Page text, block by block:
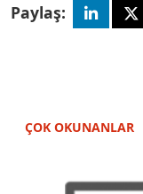
Paylaş:
ÇOK OKUNANLAR